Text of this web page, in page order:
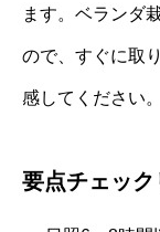
ます。ベランダ
ので、すぐに取
感してください。
要点チェック